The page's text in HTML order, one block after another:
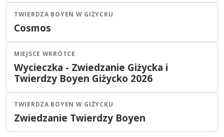
Giżycko Koncert
04 LIP
2026
TWIERDZA BOYEN W GIŻYCKU
Cosmos
Giżycko Inne
30 CZE
2026 11:00
MIEJSCE WKRÓTCE
Wycieczka - Zwiedzanie Giżycka i
Twierdzy Boyen Giżycko 2026
Giżycko Dla dzieci
30 CZE
2026
TWIERDZA BOYEN W GIŻYCKU
Zwiedzanie Twierdzy Boyen